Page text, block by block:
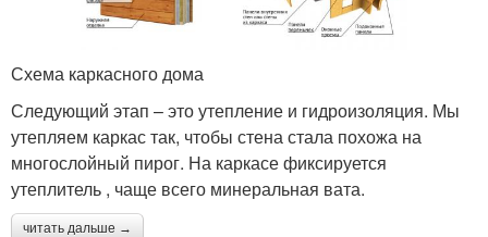
Схема каркасного дома
Следующий этап – это утепление и гидроизоляция. Мы
утепляем каркас так, чтобы стена стала похожа на
многослойный пирог. На каркасе фиксируется
утеплитель , чаще всего минеральная вата.
читать дальше →